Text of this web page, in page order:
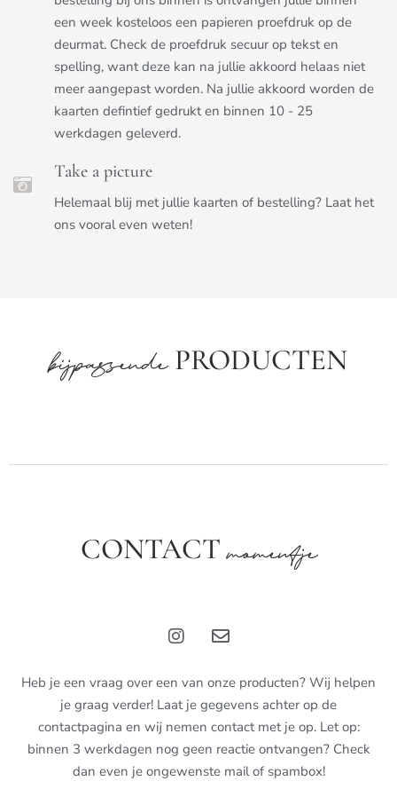
een week kosteloos een papieren proefdruk op de
deurmat. Check de proefdruk secuur op tekst en
spelling, want deze kan na jullie akkoord helaas niet
meer aangepast worden. Na jullie akkoord worden de
kaarten defintief gedrukt en binnen 10 - 25
werkdagen geleverd.
Take a picture
Helemaal blij met jullie kaarten of bestelling? Laat het
ons vooral even weten!
bijpassendePRODUCTEN
CONTACTmomentje
Heb je een vraag over een van onze producten? Wij helpen
je graag verder! Laat je gegevens achter op de
contactpagina en wij nemen contact met je op. Let op:
binnen 3 werkdagen nog geen reactie ontvangen? Check
dan even je ongewenste mail of spambox!